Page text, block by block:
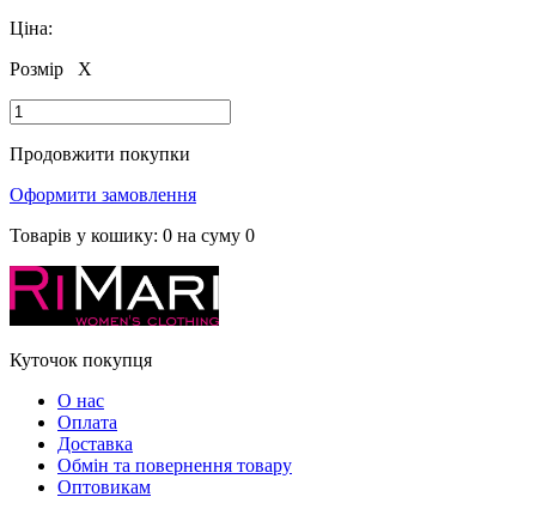
Ціна:
Розмір
X
Продовжити покупки
Оформити замовлення
Товарів у кошику: 0 на суму 0
Куточок покупця
О нас
Оплата
Доставка
Обмін та повернення товару
Оптовикам